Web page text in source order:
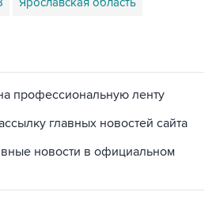
главных новостей сайта
новости в официальном